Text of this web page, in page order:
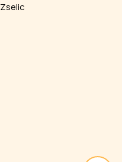
Zselic